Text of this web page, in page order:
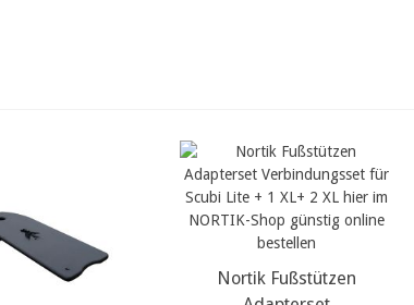
mehr Details...
Nortik Fußstützen